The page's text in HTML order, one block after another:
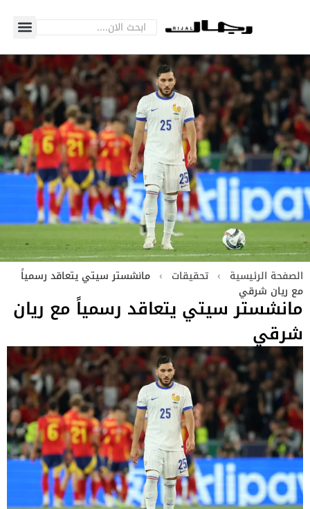
الصفحة الرئيسية › تحقيقات › مانشستر سيتي يتعاقد رسمياً
مع ريان شرقي
مانشستر سيتي يتعاقد رسمياً مع ريان
شرقي